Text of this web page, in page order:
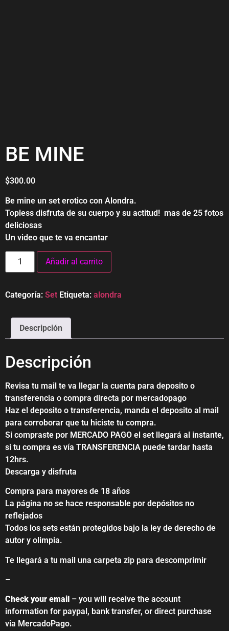
BE MINE
$300.00
Be mine un set erotico con Alondra.
Topless disfruta de su cuerpo y su actitud! mas de 25 fotos
deliciosas
Un video que te va encantar
Añadir al carrito
Categoría: Set Etiqueta: alondra
Descripción
Descripción
Revisa tu mail te va llegar la cuenta para deposito o
transferencia o compra directa por mercadopago
Haz el deposito o transferencia, manda el deposito al mail
para corroborar que tu hiciste tu compra.
Si compraste por MERCADO PAGO el set llegará al instante,
si tu compra es vía TRANSFERENCIA puede tardar hasta
12hrs.
Descarga y disfruta
Compra para mayores de 18 años
La página no se hace responsable por depósitos no
reflejados
Todos los sets están protegidos bajo la ley de derecho de
autor y olimpia.
Te llegará a tu mail una carpeta zip para descomprimir
–
Check your email – you will receive the account
information for paypal, bank transfer, or direct purchase
via MercadoPago.